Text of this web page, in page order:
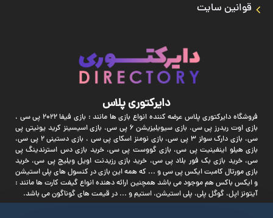
قوانین سایت
دایرکتوری پلاس
فروشگاه دایرکتوری پلاس عرضه کننده انواع بازی ها مانند : بازی فیفا 2022 پی سی ،
بازی اوت ریدرز پی سی، بازی سیویلیزیشن 6 پی سی، بازی اسیسینز کرید یونیتی پی
سی، بازی دارک سولز 3 پی سی، بازی نومنز اسکای پی سی ، بازی دستینی 2 پی سی،
بازی هیلو اینفینیت پی سی، بازی گووست پی سی، خرید بازی دس استرندینگ پی
سی، خرید بازی بک فور بلاد پی سی، خرید بازی رزیدنت اویل ویلیج پی سی، خرید
بازی مورتال کامبت ایکس پی سی و ... که همه این بازی در کنسول های پلی استیشن
و ایکس باکس هم موجود می باشد همچنین ارائه دهنده انواع گیفت کارت ها مانند :
آیتونز اپل، گوگل پلی، پلی استیشن، استیم و ... در قیمت های گوناگون می باشد.